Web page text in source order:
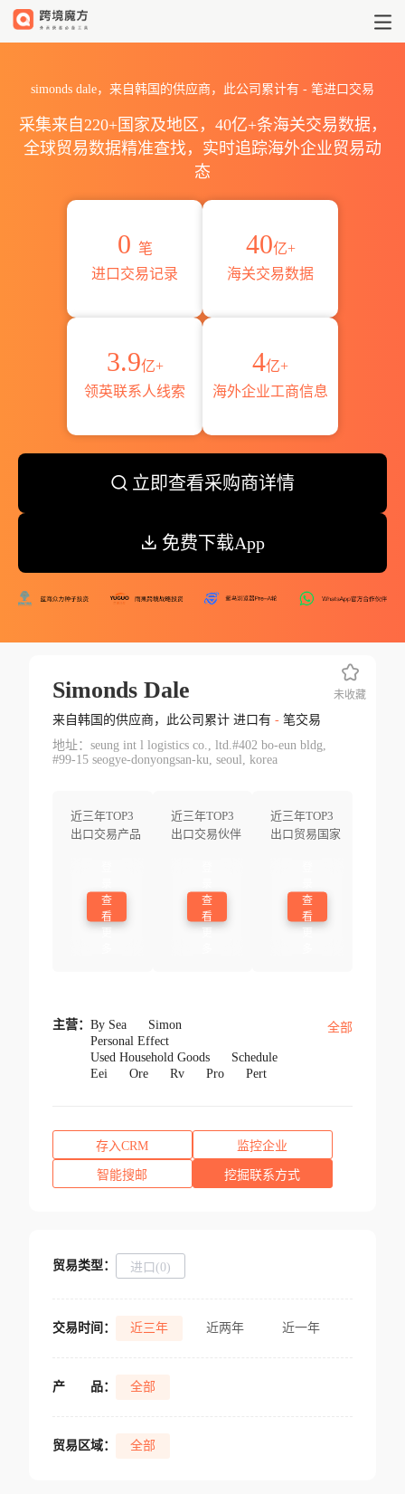
simonds dale，来自韩国的供应商，此公司累计有 - 笔进口交易
采集来自220+国家及地区，40亿+条海关交易数据，
全球贸易数据精准查找，实时追踪海外企业贸易动
态
0 笔
进口交易记录
40亿+
海关交易数据
3.9亿+
领英联系人线索
4亿+
海外企业工商信息
立即查看采购商详情
免费下载App
Simonds Dale
来自韩国的供应商，此公司累计 进口有 -笔交易
地址：seung int l logistics co., ltd.#402 bo-eun bldg,
#99-15 seogye-donyongsan-ku, seoul, korea
近三年TOP3
出口交易产品
查
看
近三年TOP3
出口交易伙伴
查
看
近三年TOP3
出口贸易国家
查
看
未收藏
主营： By Sea
Simon
Personal Effect
Used Household Goods
Schedule
Eei
Ore Rv Pro Pert
全部
存入CRM 监控企业
智能搜邮 挖掘联系方式
贸易类型： 进口(0)
交易时间： 近三年 近两年 近一年
产 品： 全部
贸易区域： 全部